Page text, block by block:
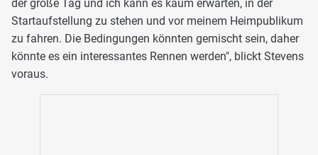
der große Tag und ich kann es kaum erwarten, in der
Startaufstellung zu stehen und vor meinem Heimpublikum
zu fahren. Die Bedingungen könnten gemischt sein, daher
könnte es ein interessantes Rennen werden", blickt Stevens
voraus.